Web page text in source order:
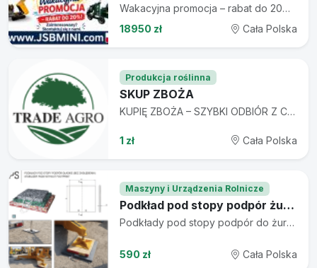
Wakacyjna promocja – rabat do 20%! Zainteresowany? Skontaktuj się z nami. JSB MINI www.jsbmini.com +48 517 106 332 Osprzęt Rolniczy Budowlany + Koparka Ładowarka Wozidło POLSKIE JSB MINI Sp. z o.o. – Lider w Produkcji Minimaszyn! KATALOG: https://drive.google.com/file/d/15PLNvONZksHc-lWZe78DVomj8_nT_BiO/view www.jsbmini.com | +48 517 106 332 Ładowarka Koparka Wozidło - NOWE 2026 - Prosto od Producenta JSB POLSKA JAKOŚĆ | INNOWACJA | BEZPIECZEŃSTWO - Europejska produkcja | Certyfikat CE | 12-24 miesiące gwarancji - Nowoczesny design | Trwałość i efektywność - Możliwość testów w siedzibie w Toruniu Produkcja i serwis: JSB MINI Sp. z o.o., ul. Sadowa 19, 87-162 Lubicz Dolny Skontaktuj się z nami – wycena GRATIS! CENY JUŻ OD 18 950 zł netto za Mini Wozidło! NASZE MINIMASZYNY - MINIŁADOWARKA KOŁOWA MS-L116 JSB – 29 750 PLN netto - MINIŁADOWARKA KOŁOWA PRZEGUBOWA ŁAMANA MS-L116KN JSB – 35 500 PLN netto - MINIKOPARKA GĄSIENICOWA MS-TE113 JSB – 29 750 PLN netto - MINIŁADOWARKA GĄSIENICOWA MS-TL113 JSB – 29 750 PLN netto - MINIŁADOWARKA KOŁOWA Z PROSTYM RAMIENIEM MS-L113FS JSB – 29 750 PLN netto - MINIWOZIDŁO MS-MM113 JSB – 18 950 PLN netto OSPRZĘT – Maksymalna funkcjonalność dla Twojej maszyny! - RAMIĘ KOPIĄCE - MŁOT WYBURZENIOWY-HYDRAULICZNY - WIERTNICA - ŻURAW – RAMIĘ DŹWIGOWE - ŻURAW – RAMIĘ TELESKOPOWE - KOPARKA ŁAŃCUCHOWA DO ROWÓW (TRENCZER) 60/80/90CM - KOSIARKA - ZAMIATARKA - CHWYTAK DO OBORNIKA - CHWYTAK DO BEL SIANA - TRANSPORTER – CHWYTAK DO DONIC - CHWYTAK DO BALI DREWNA - TRANSPORTER – PRZENOŚNIK DO ULI - WIDŁY DO SIANA - WIDŁY DO PALET - PŁUG DO ŚNIEGU 120 cm – HYDRAULICZNY - PODGARNIACZ DO PASZY - MINI RAMIĘ KOPIĄCE - NIWELATOR PODŁOŻA – RÓWNIARKA NIWELACYJNA - ŁYŻKA Z MIESZALNIKIEM – MIESZALNIK DO BETONU I PASZ - ŁYŻKA KOPARKOWA 17, 25, 38, 78 cm - ŁYŻKA ŁADOWARKA 4 W 1 - ŁYŻKO \"KROKODYL\" - GLEBOGRYZARKA – ZWYKŁA / SEPARACYJNA AKCESORIA – Dodatkowe możliwości dla Twojej maszyny! - BŁOTNIKI (KPL.) - GĄSIENICA - HYDROMOTOR - KOŁO STANDARDOWE 5.00-10 - KOŁO SZEROKIE 16x6.5-8 (KPL. 4 SZT.) - OPONA - ROBOCZE OŚWIETLENIE LED - POMPA HYDRAULICZNA JEDNOSEKCYJNA - POMPA HYDRAULICZNA DWUSEKCYJNA - PRZECIWWAGA TYLNE OBCIĄŻENIE 35 KG - SILNIK 10,5 KM DIESEL Lifan / Loncin - SILNIK 13/15/17 KM BENZYNOWY Lifan / Loncin - KOGUT OSTRZEGAWCZY POMARAŃCZOWY - SZYBKOZŁĄCZE KOPARKOWE - ZACZEP KULOWY PRZÓD / TYŁ - ROZBUDOWA MASZYNY DO WERSJI DWUBIEGOWEJ Zadzwoń lub napisz, aby dobrać idealny osprzęt do Twojej maszyny! ALLEGRO: https://allegro.pl/uzytkownik/JSBmini/sklep EBAY: https://www.ebay.pl/str/jsbminicom
18950 zł
Cała Polska
Produkcja roślinna
SKUP ZBOŻA
KUPIĘ ZBOŻA – SZYBKI ODBIÓR Z CAŁEJ POLSKI Skupuję: 🌾 Pszenżyto 🌾 Pszenicę 🌾 Jęczmień 🌾 Żyto 🌾 Owies 🌽 Kukurydzę 🫘 Łubin słodki i gorzki 🫘 Soję ✅ Minimalna ilość: 25 ton ✅ Zapewniam własny transport na terenie całej Polski ✅ Atrakcyjne ceny ustalane indywidualnie – dopasowane do jakości i ilości ziarna ✅ Szybka wycena i sprawna realizacja ✅ Terminowa płatność i uczciwe warunki współpracy ✅ Możliwość stałej współpracy przez cały sezon Jeśli masz zboże do sprzedania – zadzwoń, przygotuję indywidualną ofertę. 📞 575 195 995
1 zł Cała Polska
Maszyny i Urządzenia Rolnicze
Podkład pod stopy podpór żuraw, dźwig
Podkłady pod stopy podpór do żurawi i dźwigów Fabrycznie nowe podkłady pod podpory żurawi oraz dźwigów. Dostępne modele o dopuszczalnym obciążeniu od 4 do 60 ton. W ofercie posiadamy różne warianty i rozmiary. Cena zależna od modelu i nośności podkładu. Szczegółowe informacje dotyczące parametrów znajdują się na zdjęciach lub udzielamy ich telefonicznie. ✔ Solidne wykonanie ✔ Wysoka odporność na obciążenia ✔ Idealne do żurawi, dźwigów i maszyn budowlanych 📞 +48 517 106 332 📧 kontakt@jsbmini.com 🌐 www.jsbmini.com Zapraszamy do kontaktu. #żuraw #dźwig #podkładypodpodpory #podpory #budownictwo #maszynybudowlane #dźwigi #żurawie #stabilizacja #podkładydźwigowe #transportponadgabarytowy #pracebudowlane #wynajemżurawi #operatorżurawia #JSBMini
590 zł Cała Polska